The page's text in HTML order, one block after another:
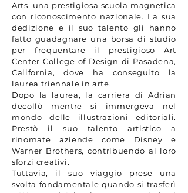
Arts, una prestigiosa scuola magnetica
con riconoscimento nazionale. La sua
dedizione e il suo talento gli hanno
fatto guadagnare una borsa di studio
per frequentare il prestigioso Art
Center College of Design di Pasadena,
California, dove ha conseguito la
laurea triennale in arte.
Dopo la laurea, la carriera di Adrian
decollò mentre si immergeva nel
mondo delle illustrazioni editoriali.
Prestò il suo talento artistico a
rinomate aziende come Disney e
Warner Brothers, contribuendo ai loro
sforzi creativi.
Tuttavia, il suo viaggio prese una
svolta fondamentale quando si trasferì